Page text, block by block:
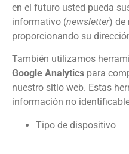
en el futuro usted pueda
informativo (newsletter) de
proporcionando su
También utilizamos
Google Analytics para
nuestro sitio web. Estas
información no
Tipo de dispositivo